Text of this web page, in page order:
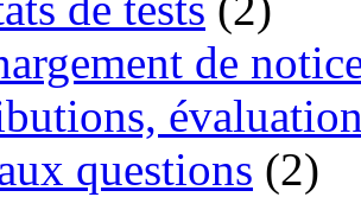
de
questions (2)